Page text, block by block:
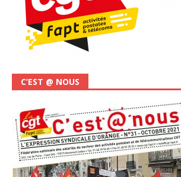
C’EST @ NOUS